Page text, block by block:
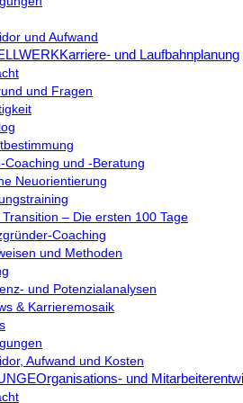
und Aufwand
Karriere- und Laufbahnplanung
und Fragen
Coaching und -Beratung
Neuorientierung
– Die ersten 100 Tage
Coaching
und Methoden
und Potenzialanalysen
& Karrieremosaik
Aufwand und Kosten
Organisations- und